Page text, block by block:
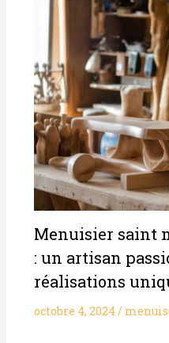
Menuisier saint
: un artisan
réalisations
octobre 4, 2024 /